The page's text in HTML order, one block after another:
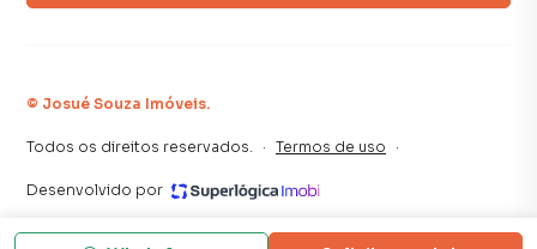
© Josué Souza Imóveis.
Todos os direitos reservados. · Termos de uso ·
Desenvolvido por